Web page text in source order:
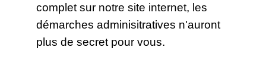
complet sur notre site internet, les
démarches adminisitratives n'auront
plus de secret pour vous.